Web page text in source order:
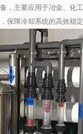
，主要应用于冶金、化
保障冷却系统的高效稳定